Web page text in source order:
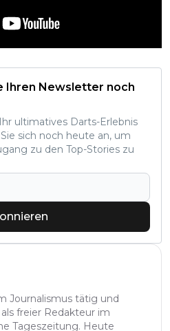
Ihren Newsletter noch
ultimatives Darts-Erlebnis
sich noch heute an, um
zu den Top-Stories zu
Journalismus tätig und
freier Redakteur im
Tageszeitung. Heute